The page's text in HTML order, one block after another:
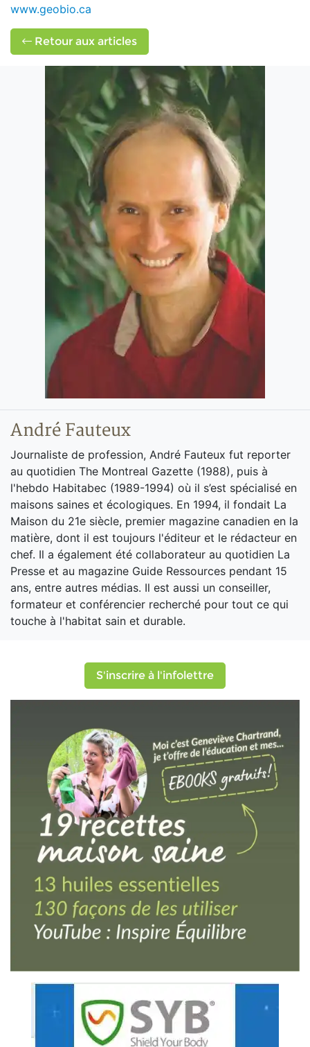
www.geobio.ca
Retour aux articles
André Fauteux
Journaliste de profession, André Fauteux fut reporter
au quotidien The Montreal Gazette (1988), puis à
l'hebdo Habitabec (1989-1994) où il s’est spécialisé en
maisons saines et écologiques. En 1994, il fondait La
Maison du 21e siècle, premier magazine canadien en la
matière, dont il est toujours l'éditeur et le rédacteur en
chef. Il a également été collaborateur au quotidien La
Presse et au magazine Guide Ressources pendant 15
ans, entre autres médias. Il est aussi un conseiller,
formateur et conférencier recherché pour tout ce qui
touche à l'habitat sain et durable.
S'inscrire à l'infolettre